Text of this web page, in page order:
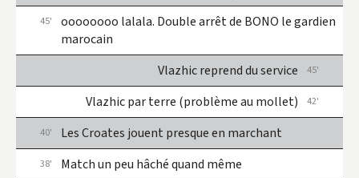
38' Match un peu hâché quand même
40' Les Croates jouent presque en marchant
42'
Vlazhic par terre (problème au mollet)
45'
Vlazhic reprend du service
45'
oooooooo lalala. Double arrêt de BONO le gardien
marocain